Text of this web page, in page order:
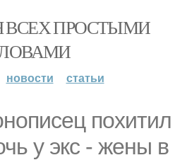
ВСЕХ ПРОСТЫМИ
новости статьи
похитил
у экс - жены в